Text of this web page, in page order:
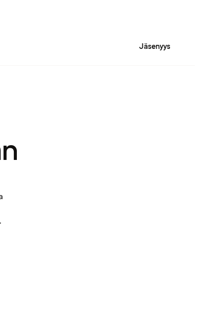
Jäsenyys